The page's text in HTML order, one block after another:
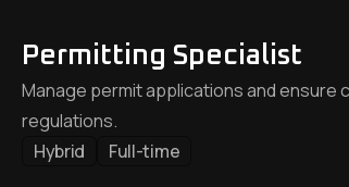
Permitting Specialist
Manage permit applications and ensure
regulations.
Hybrid
Full-time